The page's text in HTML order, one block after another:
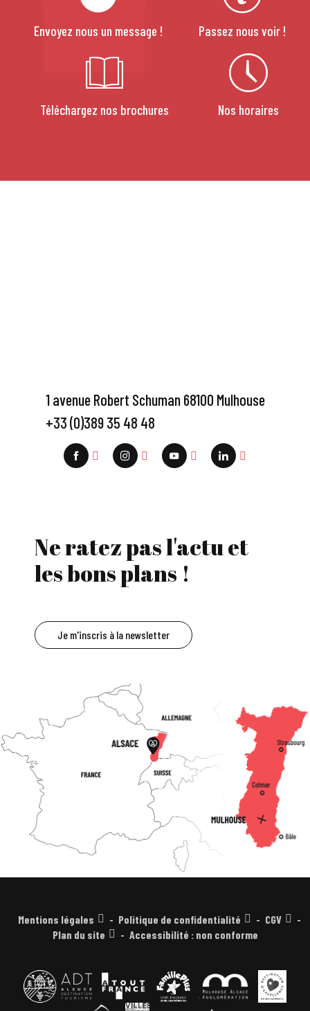
Envoyez nous un message ! Passez nous voir !
Téléchargez nos brochures Nos horaires
1 avenue Robert Schuman 68100 Mulhouse
+33 (0)389 35 48 48
Ne ratez pas l'actu et
les bons plans !
Je m'inscris à la newsletter
Mentions légales Politique de confidentialité
CGV
Plan du site
Accessibilité : non conforme